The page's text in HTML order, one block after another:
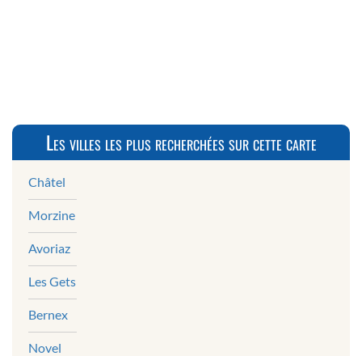
Les villes les plus recherchées sur cette carte
Châtel
Morzine
Avoriaz
Les Gets
Bernex
Novel